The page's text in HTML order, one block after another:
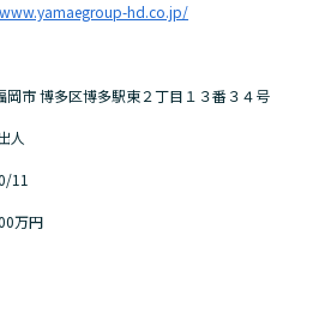
hd.co.jp/
岡市 博多区博多駅東２丁目１３番３４号
人
11
万円